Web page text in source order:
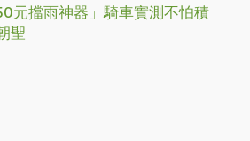
元擋雨神器」騎車實測不怕積
聖